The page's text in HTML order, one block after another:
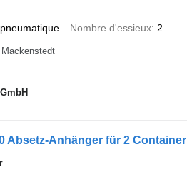
Nombre d'essieux 2
Absetz-Anhänger für 2 Container